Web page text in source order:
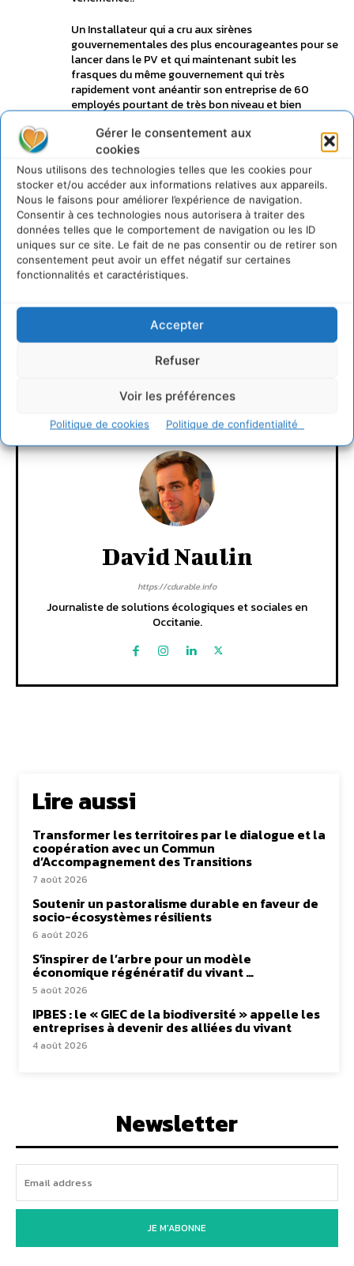
Gérer le consentement aux
cookies
Nous utilisons des technologies telles que les cookies pour
stocker et/ou accéder aux informations relatives aux appareils.
Nous le faisons pour améliorer l’expérience de navigation.
Consentir à ces technologies nous autorisera à traiter des
données telles que le comportement de navigation ou les ID
uniques sur ce site. Le fait de ne pas consentir ou de retirer son
consentement peut avoir un effet négatif sur certaines
fonctionnalités et caractéristiques.
Accepter
Refuser
Voir les préférences
Politique de cookies Politique de confidentialité
Un Installateur qui a cru aux sirènes
gouvernementales des plus encourageantes pour se
lancer dans le PV et qui maintenant subit les
frasques du même gouvernement qui très
rapidement vont anéantir son entreprise de 60
employés pourtant de très bon niveau et bien
est laissée
Connecter pour laisser un commentaire
Anonyme 16 avril 2012 à 23h23
La filière photovoltaïque en péril ?
Associations et professionnels dénoncent le
changement de cap du gouvernement
_, Have you thought about adding some relevant
links to the article? I think it will really enhance my
Connecter pour laisser un commentaire
LAISSER UN COMMENTAIRE
CONNECTER POUR LAISSER UN COMMENTAIRE
David Naulin
https://cdurable.info
Journaliste de solutions écologiques et sociales en
Occitanie.
Lire aussi
Transformer les territoires par le dialogue et la
coopération avec un Commun
d’Accompagnement des Transitions
7 août 2026
Soutenir un pastoralisme durable en faveur de
socio-écosystèmes résilients
6 août 2026
S’inspirer de l’arbre pour un modèle
économique régénératif du vivant …
5 août 2026
IPBES : le « GIEC de la biodiversité » appelle les
entreprises à devenir des alliées du vivant
4 août 2026
Newsletter
JE M'ABONNE